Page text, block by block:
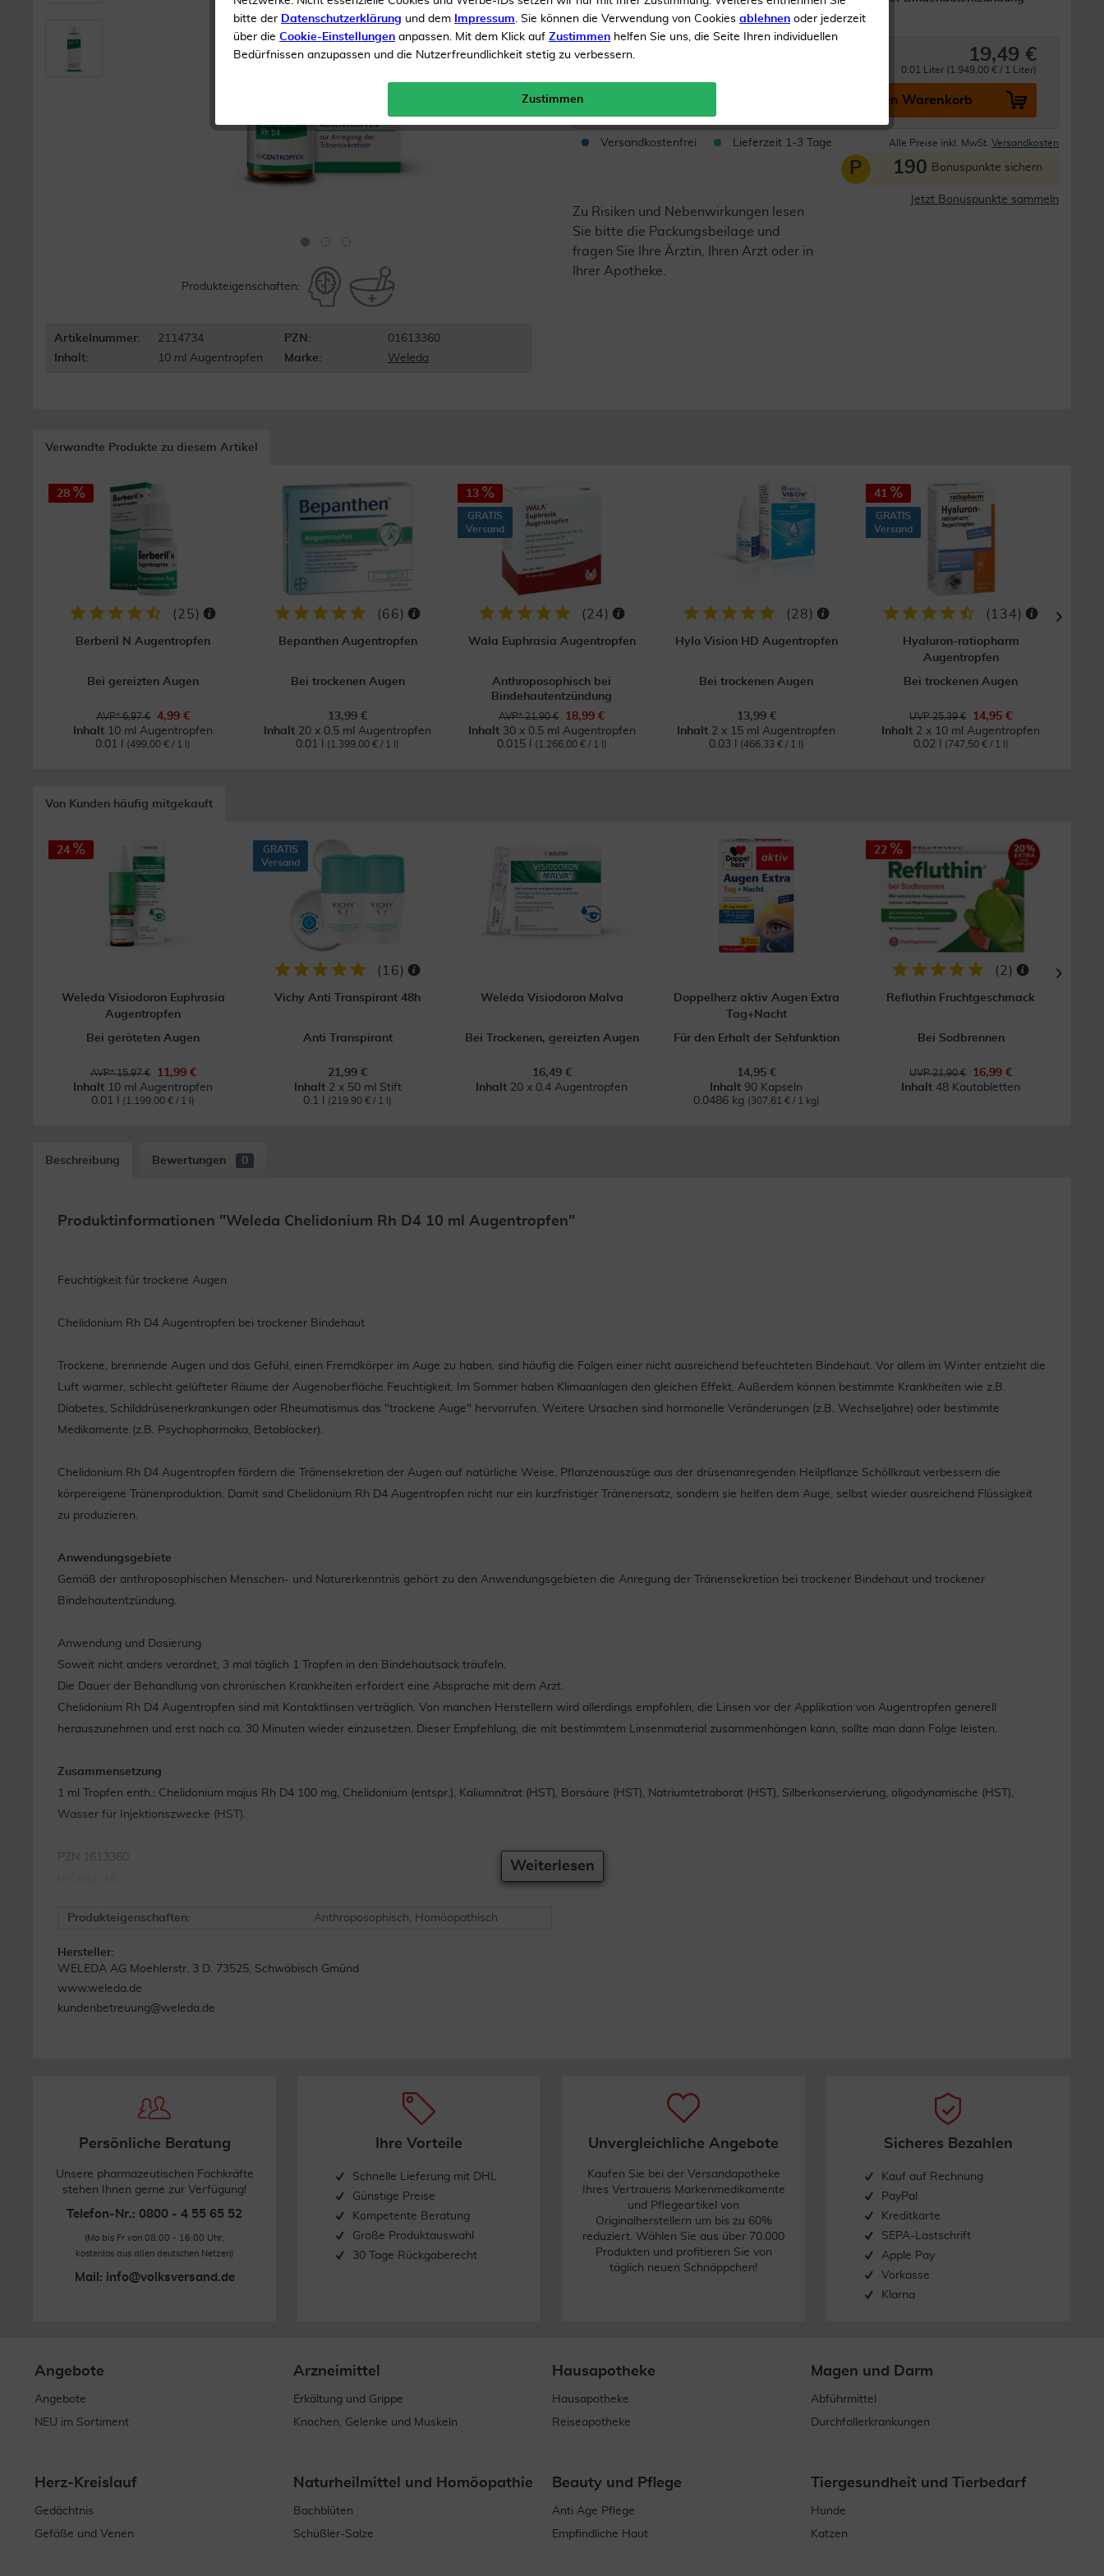
Homöopathisches Arzneimittel
Produkteigenschaften:
Artikelnummer: 2114734 PZN:
01613360
Inhalt:
10 ml Augentropfen Marke: Weleda
Inhalt10 ml Augentropfen 19,49 €
0.01 Liter (1.949,00 € / 1 Liter)
In den Warenkorb
Versandkostenfrei Lieferzeit 1-3 Tage Alle Preise inkl. MwSt. Versandkosten
P 190 Bonuspunkte sichern
Jetzt Bonuspunkte sammeln
Zu Risiken und Nebenwirkungen lesen
Sie bitte die Packungsbeilage und
fragen Sie Ihre Ärztin, Ihren Arzt oder in
Ihrer Apotheke.
Verwandte Produkte zu diesem Artikel
28
(25)
Berberil N Augentropfen
Bei gereizten Augen
AVP* 6,97 €
4,99 €
Inhalt 10 ml Augentropfen
0.01 l
(499,00 € / 1 l)
(66)
Bepanthen Augentropfen
Bei trockenen Augen
13,99 €
Inhalt 20 x 0.5 ml Augentropfen
0.01 l
(1.399,00 € / 1 l)
13
GRATIS
Versand
(24)
Wala Euphrasia Augentropfen
Anthroposophisch bei
Bindehautentzündung
AVP* 21,90 €
18,99 €
Inhalt 30 x 0.5 ml Augentropfen
0.015 l
(1.266,00 € / 1 l)
(28)
Hylo Vision HD Augentropfen
Bei trockenen Augen
13,99 €
Inhalt 2 x 15 ml Augentropfen
0.03 l
(466,33 € / 1 l)
41
GRATIS
Versand
( 134)
Hyaluron-ratiopharm
Augentropfen
Bei trockenen Augen
UVP 25,39 €
14,95 €
Inhalt 2 x 10 ml Augentropfen
0.02 l
(747,50 € / 1 l)
Von Kunden häufig mitgekauft
24
Weleda Visiodoron Euphrasia
Augentropfen
Bei geröteten Augen
AVP* 15,97 €
11,99 €
Inhalt 10 ml Augentropfen
0.01 l
(1.199,00 € / 1 l)
GRATIS
Versand
( 16)
Vichy Anti Transpirant 48h
Anti Transpirant
21,99 €
Inhalt 2 x 50 ml Stift
0.1 l
(219,90 € / 1 l)
Weleda Visiodoron Malva
Bei Trockenen, gereizten Augen
16,49 €
Inhalt 20 x 0.4 Augentropfen
Doppelherz aktiv Augen Extra
Tag+Nacht
Für den Erhalt der Sehfunktion
14,95 €
Inhalt 90 Kapseln
0.0486 kg (307,61 € / 1 kg)
22
(2 )
Refluthin Fruchtgeschmack
Bei Sodbrennen
UVP 21,90 €
16,99 €
Inhalt 48 Kautabletten
Beschreibung Bewertungen 0
Produktinformationen "Weleda Chelidonium Rh D4 10 ml Augentropfen"
Feuchtigkeit für trockene Augen
Chelidonium Rh D4 Augentropfen bei trockener Bindehaut
Trockene, brennende Augen und das Gefühl, einen Fremdkörper im Auge zu haben, sind häufig die Folgen einer nicht ausreichend befeuchteten Bindehaut. Vor allem im Winter entzieht die
Luft warmer, schlecht gelüfteter Räume der Augenoberfläche Feuchtigkeit. Im Sommer haben Klimaanlagen den gleichen Effekt. Außerdem können bestimmte Krankheiten wie z.B.
Diabetes, Schilddrüsenerkrankungen oder Rheumatismus das "trockene Auge" hervorrufen. Weitere Ursachen sind hormonelle Veränderungen (z.B. Wechseljahre) oder bestimmte
Medikamente (z.B. Psychopharmaka, Betablocker).
Chelidonium Rh D4 Augentropfen fördern die Tränensekretion der Augen auf natürliche Weise. Pflanzenauszüge aus der drüsenanregenden Heilpflanze Schöllkraut verbessern die
körpereigene Tränenproduktion. Damit sind Chelidonium Rh D4 Augentropfen nicht nur ein kurzfristiger Tränenersatz, sondern sie helfen dem Auge, selbst wieder ausreichend Flüssigkeit
zu produzieren.
Anwendungsgebiete
Gemäß der anthroposophischen Menschen- und Naturerkenntnis gehört zu den Anwendungsgebieten die Anregung der Tränensekretion bei trockener Bindehaut und trockener
Bindehautentzündung.
Anwendung und Dosierung
Soweit nicht anders verordnet, 3 mal täglich 1 Tropfen in den Bindehautsack träufeln.
Die Dauer der Behandlung von chronischen Krankheiten erfordert eine Absprache mit dem Arzt.
Chelidonium Rh D4 Augentropfen sind mit Kontaktlinsen verträglich. Von manchen Herstellern wird allerdings empfohlen, die Linsen vor der Applikation von Augentropfen generell
herauszunehmen und erst nach ca. 30 Minuten wieder einzusetzen. Dieser Empfehlung, die mit bestimmtem Linsenmaterial zusammenhängen kann, sollte man dann Folge leisten.
Zusammensetzung
1 ml Tropfen enth.: Chelidonium majus Rh D4 100 mg, Chelidonium (entspr.), Kaliumnitrat (HST), Borsäure (HST), Natriumtetraborat (HST), Silberkonservierung, oligodynamische (HST),
Wasser für Injektionszwecke (HST).
PZN 1613360
Weiterlesen
Produkteigenschaften: Anthroposophisch, Homöopathisch
Hersteller:
WELEDA AG Moehlerstr. 3 D. 73525, Schwäbisch Gmünd
www.weleda.de
kundenbetreuung@weleda.de
Persönliche Beratung
Unsere pharmazeutischen Fachkräfte
stehen Ihnen gerne zur Verfügung!
Telefon-Nr.: 0800 - 4 55 65 52
(Mo bis Fr von 08.00 - 16.00 Uhr,
kostenlos aus allen deutschen Netzen)
Mail: info@volksversand.de
Ihre Vorteile
Schnelle Lieferung mit DHL
Günstige Preise
Kompetente Beratung
Große Produktauswahl
30 Tage Rückgaberecht
Unvergleichliche Angebote
Kaufen Sie bei der Versandapotheke
Ihres Vertrauens Markenmedikamente
und Pflegeartikel von
Originalherstellern um bis zu 60%
reduziert. Wählen Sie aus über 70.000
Produkten und profitieren Sie von
täglich neuen Schnäppchen!
Sicheres Bezahlen
Kauf auf Rechnung
PayPal
Kreditkarte
SEPA-Lastschrift
Apple Pay
Vorkasse
Klarna
Angebote
Angebote
NEU im Sortiment
Arzneimittel
Erkältung und Grippe
Knochen, Gelenke und Muskeln
Hausapotheke
Hausapotheke
Reiseapotheke
Magen und Darm
Abführmittel
Durchfallerkrankungen
Herz-Kreislauf
Gedächtnis
Gefäße und Venen
Naturheilmittel und Homöopathie
Bachblüten
Schüßler-Salze
Beauty und Pflege
Anti Age Pflege
Empfindliche Haut
Tiergesundheit und Tierbedarf
Hunde
Katzen
bitte der Datenschutzerklärung und dem Impressum. Sie können die Verwendung von Cookies ablehnen oder jederzeit
über die Cookie-Einstellungen anpassen. Mit dem Klick auf Zustimmen helfen Sie uns, die Seite Ihren individuellen
Bedürfnissen anzupassen und die Nutzerfreundlichkeit stetig zu verbessern.
Zustimmen